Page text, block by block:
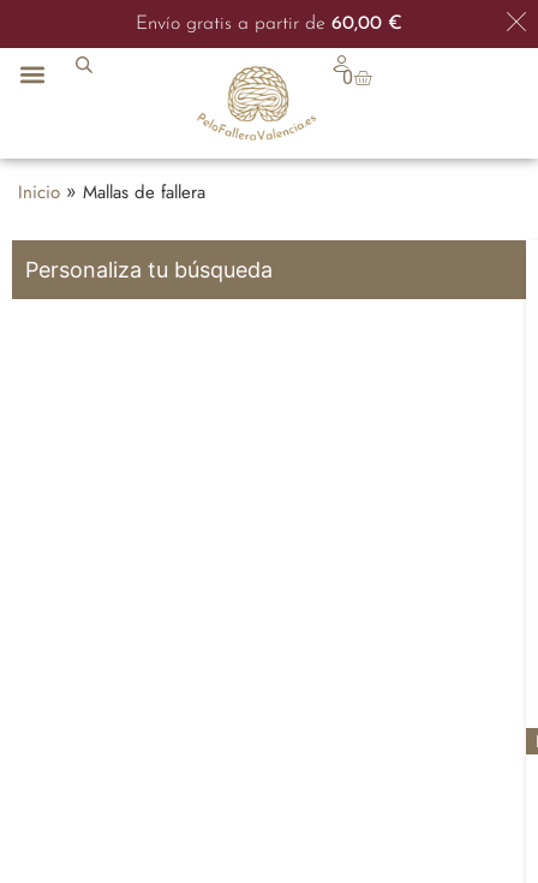
Envío 48/72h
0
Inicio » Mallas de fallera
Personaliza tu búsqueda
Envío gratis a partir de 60,00 €